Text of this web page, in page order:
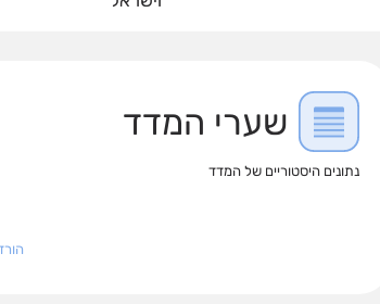
שערי המדד
נתונים היסטוריים של המדד